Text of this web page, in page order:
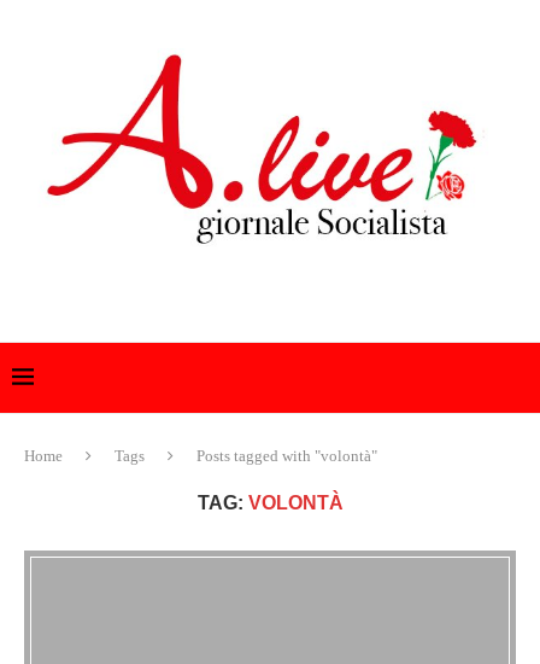
Home Tags Posts tagged with "volontà"
TAG: VOLONTÀ